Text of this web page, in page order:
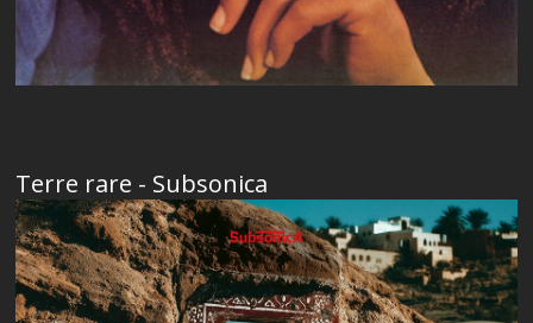
Terre rare - Subsonica